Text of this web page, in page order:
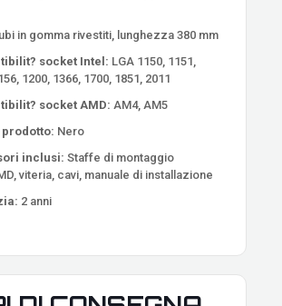
in gomma rivestiti, lunghezza 380 mm
socket Intel: LGA 1150, 1151,
1200, 1366, 1700, 1851, 2011
socket AMD: AM4, AM5
Nero
inclusi: Staffe di montaggio
viteria, cavi, manuale di installazione
2 anni